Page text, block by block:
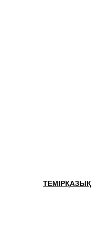
ТЕМІРҚАЗЫҚ